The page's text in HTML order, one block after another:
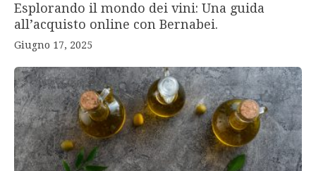
Esplorando il mondo dei vini: Una guida
all’acquisto online con Bernabei.
Giugno 17, 2025